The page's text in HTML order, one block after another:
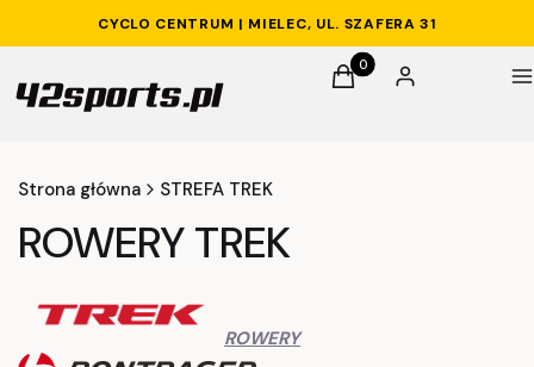
CYCLO CENTRUM | MIELEC, UL. SZAFERA 31
Produkty w koszyku: 0.
Koszyk Zaloguj się
Strona główna STREFA TREK
ROWERY TREK
ROWERY